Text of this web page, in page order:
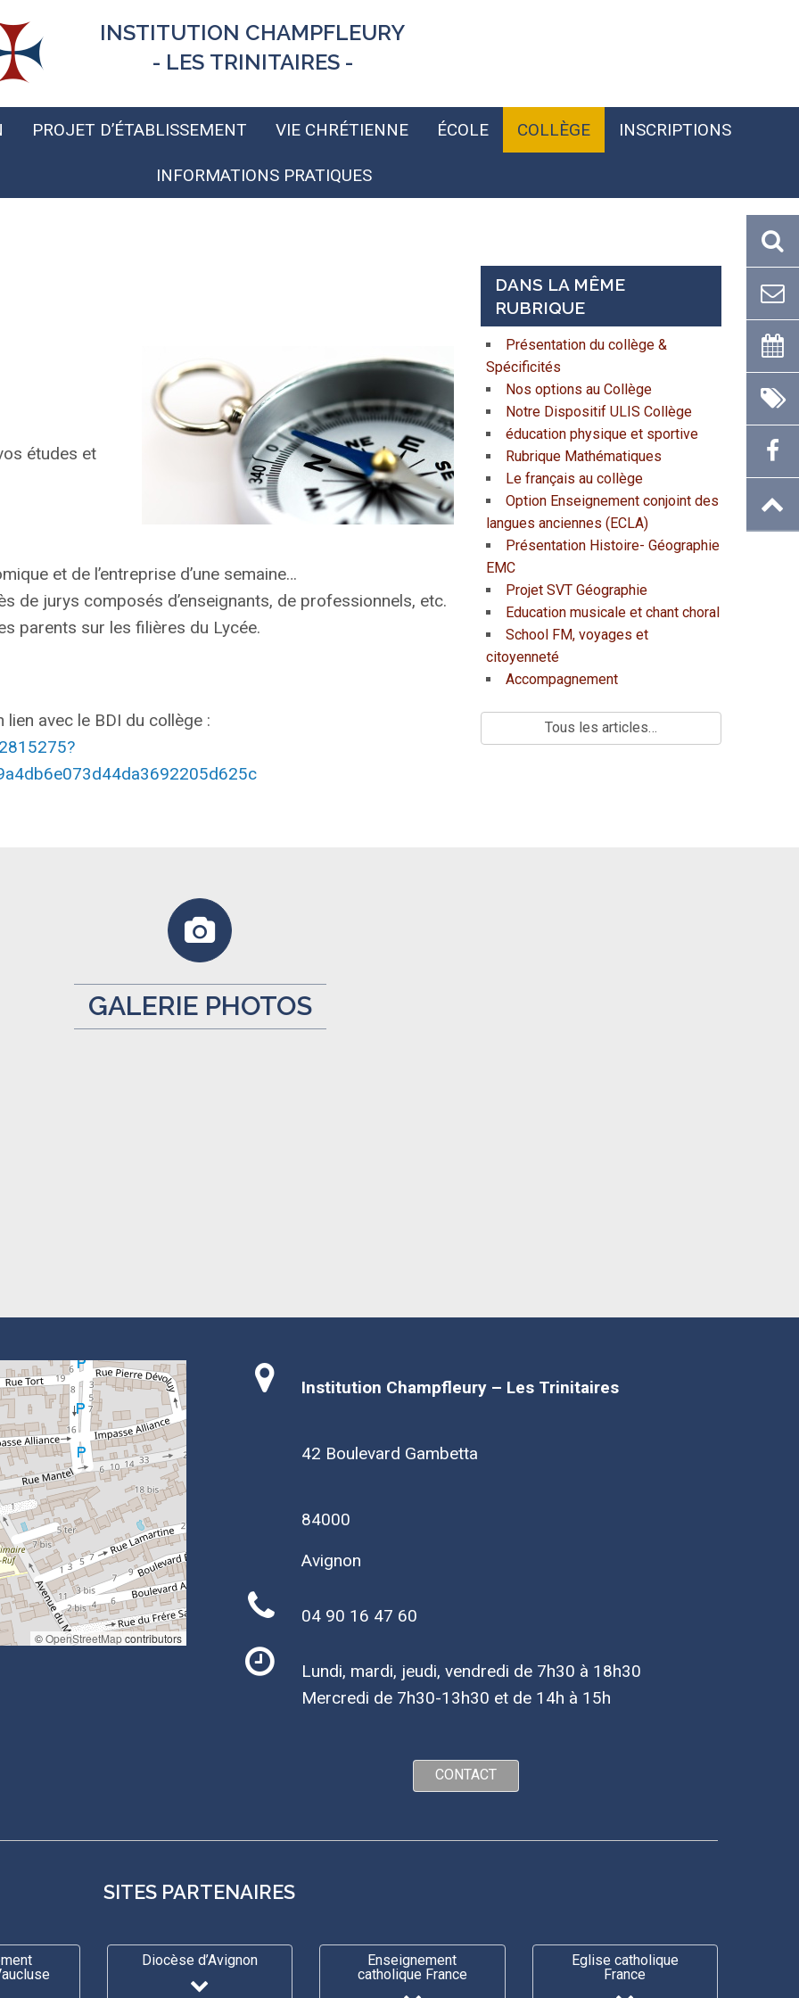
INSTITUTION CHAMPFLEURY
- LES TRINITAIRES -
PROJET D’ÉTABLISSEMENT VIE CHRÉTIENNE ÉCOLE COLLÈGE INSCRIPTIONS
INFORMATIONS PRATIQUES
études et
et de l’entreprise d’une semaine…
de jurys composés d’enseignants, de professionnels, etc.
parents sur les filières du Lycée.
avec le BDI du collège :
DANS LA MÊME
RUBRIQUE
Présentation du collège &
Spécificités
Nos options au Collège
Notre Dispositif ULIS Collège
éducation physique et sportive
Rubrique Mathématiques
Le français au collège
Option Enseignement conjoint des
langues anciennes (ECLA)
Présentation Histoire- Géographie
EMC
Projet SVT Géographie
Education musicale et chant choral
School FM, voyages et
citoyenneté
Accompagnement
Tous les articles…
GALERIE PHOTOS
©OpenStreetMapcontributors
Institution Champfleury – Les Trinitaires
42 Boulevard Gambetta
84000
Avignon
04 90 16 47 60
Lundi, mardi, jeudi, vendredi de 7h30 à 18h30
Mercredi de 7h30-13h30 et de 14h à 15h
CONTACT
SITES PARTENAIRES
Diocèse d’Avignon
Enseignement
catholique France
Eglise catholique
France